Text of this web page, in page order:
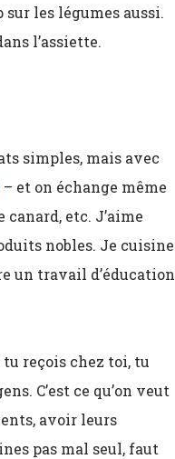
sur les légumes aussi.
l’assiette.
simples, mais avec
– et on échange même
etc. J’aime
nobles. Je cuisine
un travail d’éducation
tu reçois chez toi, tu
C’est ce qu’on veut
avoir leurs
pas mal seul, faut